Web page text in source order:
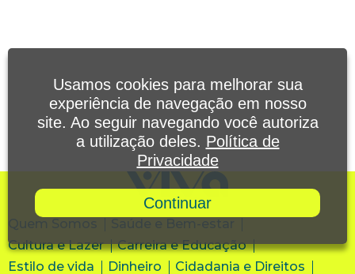
Quem Somos
Saúde e Bem-estar
Cultura e Lazer
Carreira e Educação
Estilo de vida
Dinheiro Cidadania e Direitos
Usamos cookies para melhorar sua
experiência de navegação em nosso
site. Ao seguir navegando você autoriza
a utilização deles. Política de
Privacidade
Continuar